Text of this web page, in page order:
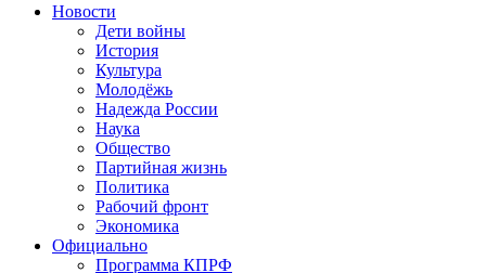
Новости
Дети войны
История
Культура
Молодёжь
Надежда России
Наука
Общество
Партийная жизнь
Политика
Рабочий фронт
Экономика
Официально
Программа КПРФ